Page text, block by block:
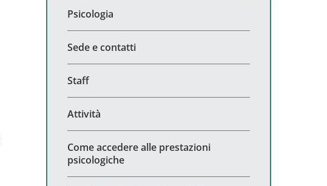
Psicologia
Sede e contatti
Staff
Attività
Come accedere alle prestazioni
psicologiche